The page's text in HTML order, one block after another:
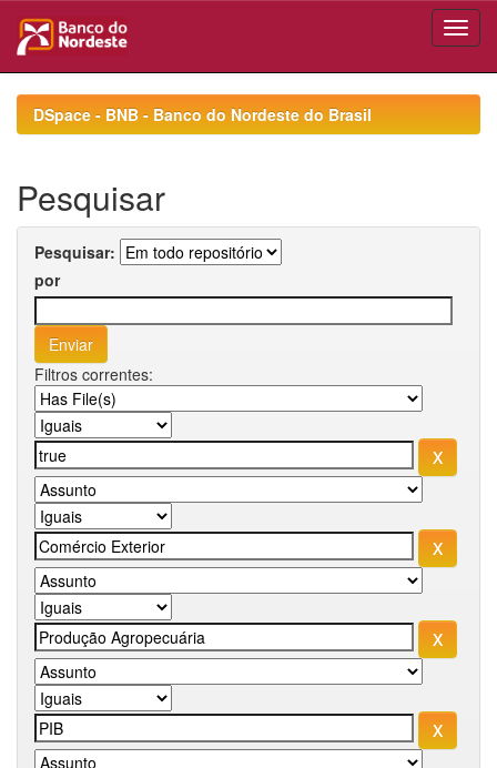
navigationDSpace - BNB - Banco do Nordeste do Brasil
Pesquisar
Pesquisar:
por
Filtros correntes: